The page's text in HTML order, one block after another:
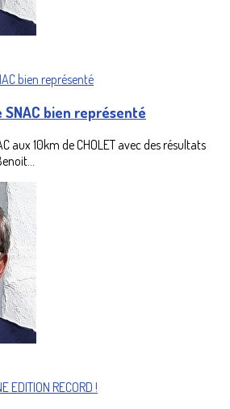
SNAC bien représenté
aux 10km de CHOLET avec des résultats